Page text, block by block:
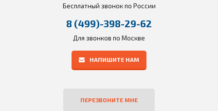
Бесплатный звонок по России
8 (499)-398-29-62
Для звонков по Москве
НАПИШИТЕ НАМ
ПЕРЕЗВОНИТЕ МНЕ